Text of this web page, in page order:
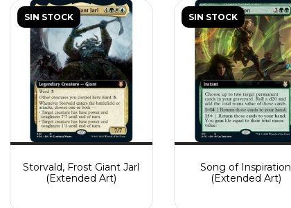
SIN STOCK
Storvald, Frost Giant Jarl
(Extended Art)
SIN STOCK
Song of Inspiration
(Extended Art)